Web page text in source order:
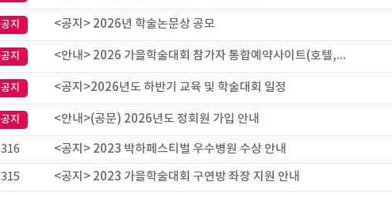
공지 <공지> 2026년 학술논문상 공모
공지 <안내> 2026 가을학술대회 참가자 통합예약사이트(호텔,...
공지 <공지>2026년도 하반기 교육 및 학술대회 일정
공지 <안내>(공문) 2026년도 정회원 가입 안내
316 <공지> 2023 박하페스티벌 우수병원 수상 안내
315 <공지> 2023 가을학술대회 구연방 좌장 지원 안내